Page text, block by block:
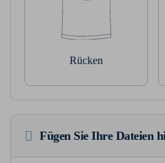
Rücken
Fügen Sie Ihre Dateien